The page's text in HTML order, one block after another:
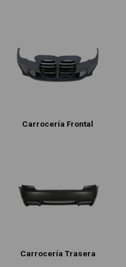
Carrocería Frontal
Carrocería Trasera